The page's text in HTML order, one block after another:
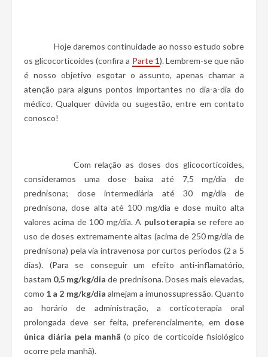
Hoje daremos continuidade ao nosso estudo sobre
os glicocorticoides (confira a Parte 1). Lembrem-se que não
é nosso objetivo esgotar o assunto, apenas chamar a
atenção para alguns pontos importantes no dia-a-dia do
médico. Qualquer dúvida ou sugestão, entre em contato
conosco!
Com relação as doses dos glicocorticoides,
consideramos uma dose baixa até 7,5 mg/dia de
prednisona; dose intermediária até 30 mg/dia de
prednisona, dose alta até 100 mg/dia e dose muito alta
valores acima de 100 mg/dia. A pulsoterapia se refere ao
uso de doses extremamente altas (acima de 250 mg/dia de
prednisona) pela via intravenosa por curtos períodos (2 a 5
dias). (Para se conseguir um efeito anti-inflamatório,
bastam 0,5 mg/kg/dia de prednisona. Doses mais elevadas,
como 1 a 2 mg/kg/dia almejam a imunossupressão. Quanto
ao horário de administração, a corticoterapia oral
prolongada deve ser feita, preferencialmente, em dose
única diária pela manhã (o pico de corticoide fisiológico
ocorre pela manhã).